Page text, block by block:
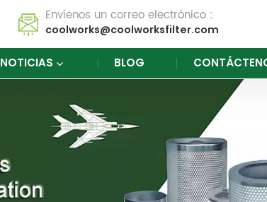
Envíenos un correo electrónico :
coolworks@coolworksfilter.com
NOTICIAS BLOG